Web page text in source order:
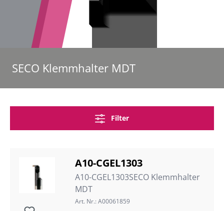
SECO Klemmhalter MDT
Filter
A10-CGEL1303
A10-CGEL1303SECO Klemmhalter
MDT
Art. Nr.: A00061859